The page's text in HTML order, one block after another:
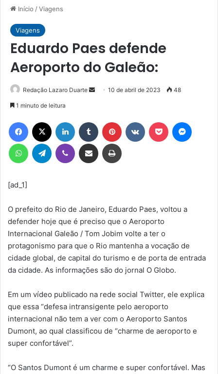
Início /Viagens
Viagens
Eduardo Paes defende
Aeroporto do Galeão:
Redação Lazaro Duarte
Mande
mail
10 de abril de 2023 48
1 minuto de leitura
Facebook Linkedin Tumblr Pinterest Pocket
WhatsAppTelegram Viber Compartilhar via e-mail Imprimir
[ad_1]
O prefeito do Rio de Janeiro, Eduardo Paes, voltou a
defender hoje que é preciso que o Aeroporto
Internacional Galeão / Tom Jobim volte a ter o
protagonismo para que o Rio mantenha a vocação de
cidade global, de capital do turismo e de porta de entrada
da cidade. As informações são do jornal O Globo.
Em um vídeo publicado na rede social Twitter, ele explica
que essa “defesa intransigente pelo aeroporto
internacional não tem a ver com o Aeroporto Santos
Dumont, ao qual classificou de “charme de aeroporto e
super confortável”.
“O Santos Dumont é um charme e super confortável. Mas